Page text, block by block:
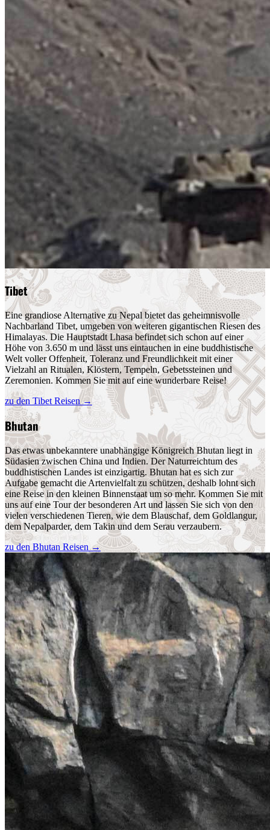
Tibet
Eine grandiose Alternative zu Nepal bietet das geheimnisvolle
Nachbarland Tibet, umgeben von weiteren gigantischen Riesen des
Himalayas. Die Hauptstadt Lhasa befindet sich schon auf einer
Höhe von 3.650 m und lässt uns eintauchen in eine buddhistische
Welt voller Offenheit, Toleranz und Freundlichkeit mit einer
Vielzahl an Ritualen, Klöstern, Tempeln, Gebetssteinen und
Zeremonien. Kommen Sie mit auf eine wunderbare Reise!
zu den Tibet Reisen→
Bhutan
Das etwas unbekanntere unabhängige Königreich Bhutan liegt in
Südasien zwischen China und Indien. Der Naturreichtum des
buddhistischen Landes ist einzigartig. Bhutan hat es sich zur
Aufgabe gemacht die Artenvielfalt zu schützen, deshalb lohnt sich
eine Reise in den kleinen Binnenstaat um so mehr. Kommen Sie mit
uns auf eine Tour der besonderen Art und lassen Sie sich von den
vielen verschiedenen Tieren, wie dem Blauschaf, dem Goldlangur,
dem Nepalparder, dem Takin und dem Serau verzaubern.
zu den Bhutan Reisen→